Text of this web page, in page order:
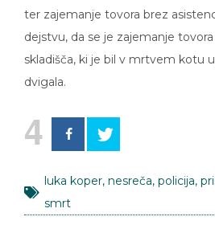
ter zajemanje tovora brez
dejstvu, da se je zajemanje
skladišča, ki je bil v mrtvem kotu
dvigala.
4
luka koper, nesreča, policija,
smrt